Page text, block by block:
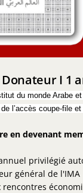
I 1
du monde Arabe
l’accès coupe-file
en devenant
privilégié
général de l'IMA